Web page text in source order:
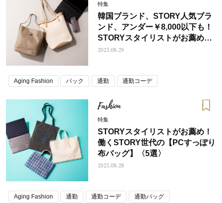
特集
韓国ブランド、STORY人気ブラ
ンド、アンダー￥8,000以下も！
STORYスタイリストがお薦め、
40代の【PCすっぽりバッグ】
2025.08.29
Aging Fashion パック 通勤 通勤コーデ
Fashion
特集
STORYスタイリストがお薦め！
働くSTORY世代の【PCすっぽり
布バッグ】〈5選〉
2025.08.28
Aging Fashion 通勤 通勤コーデ 通勤バッグ